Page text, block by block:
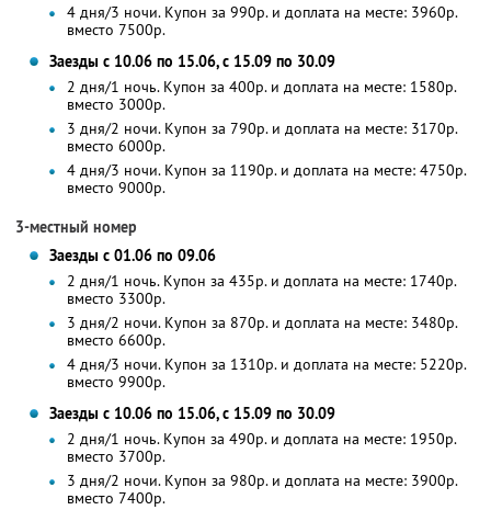
4 дня/3 ночи. Купон за 990р. и доплата на месте: 3960р.
вместо 7500р.
Заезды с 10.06 по 15.06, с 15.09 по 30.09
2 дня/1 ночь. Купон за 400р. и доплата на месте: 1580р.
вместо 3000р.
3 дня/2 ночи. Купон за 790р. и доплата на месте: 3170р.
вместо 6000р.
4 дня/3 ночи. Купон за 1190р. и доплата на месте: 4750р.
вместо 9000р.
3-местный номер
Заезды с 01.06 по 09.06
2 дня/1 ночь. Купон за 435р. и доплата на месте: 1740р.
вместо 3300р.
3 дня/2 ночи. Купон за 870р. и доплата на месте: 3480р.
вместо 6600р.
4 дня/3 ночи. Купон за 1310р. и доплата на месте: 5220р.
вместо 9900р.
Заезды с 10.06 по 15.06, с 15.09 по 30.09
2 дня/1 ночь. Купон за 490р. и доплата на месте: 1950р.
вместо 3700р.
3 дня/2 ночи. Купон за 980р. и доплата на месте: 3900р.
вместо 7400р.